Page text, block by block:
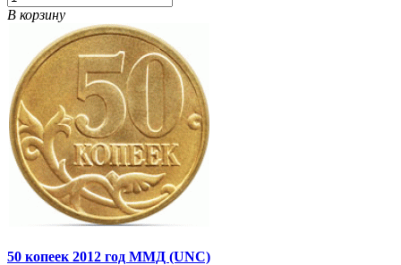
В корзину
50 копеек 2012 год ММД (UNC)